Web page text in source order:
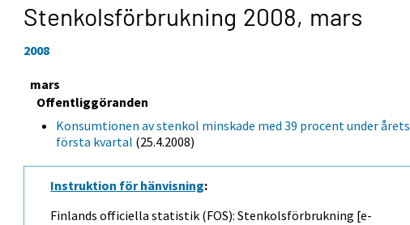
Stenkolsförbrukning 2008, mars
2008
mars
Offentliggöranden
Konsumtionen av stenkol minskade med 39 procent under årets
första kvartal (25.4.2008)
Instruktion för hänvisning:
Finlands officiella statistik (FOS): Stenkolsförbrukning [e-